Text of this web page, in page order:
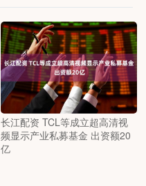
长江配资 TCL等成立超高清视
频显示产业私募基金 出资额20
亿